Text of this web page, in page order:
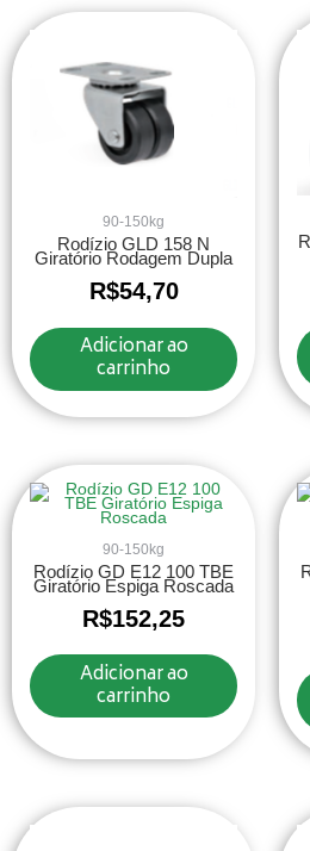
90-150kg
Rodízio GLD 158 N
Giratório Rodagem Dupla
R$54,70
Adicionar ao
carrinho
90-150kg
Rodízio GD E12 100 TBE
Giratório Espiga Roscada
R$152,25
Adicionar ao
carrinho